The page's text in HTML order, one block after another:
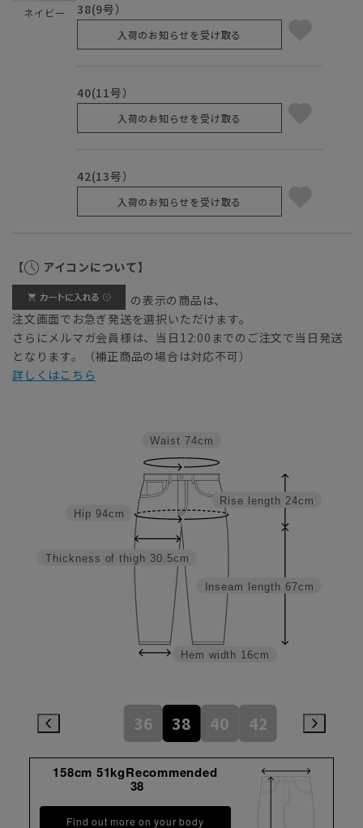
ネイビー 38(9号）
入荷のお知らせを受け取る
40(11号）
入荷のお知らせを受け取る
42(13号）
入荷のお知らせを受け取る
【 アイコンについて】
の表示の商品は、
注文画面でお急ぎ発送を選択いただけます。
さらにメルマガ会員様は、当日12:00までのご注文で当日発送
となります。（補正商品の場合は対応不可）
詳しくはこちら
Inseam length 67cm
Rise length 24cm
Hem width 16cm
Thickness of thigh 30.5cm
Hip 94cm
Waist 74cm
36 38 40 42
158cm 51kgRecommended
38
Find out more on your body